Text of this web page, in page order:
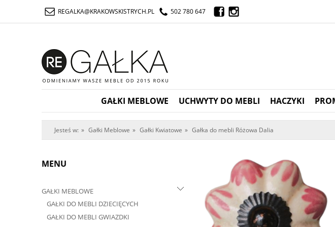
REGALKA@KRAKOWSKISTRYCH.PL 502 780 647
GAŁKI MEBLOWE UCHWYTY DO MEBLI HACZYKI
Jesteś w: » Gałki Meblowe » Gałki Kwiatowe » Gałka do mebli Różowa Dalia
MENU
GAŁKI MEBLOWE
GAŁKI DO MEBLI DZIECIĘCYCH
GAŁKI DO MEBLI GWIAZDKI